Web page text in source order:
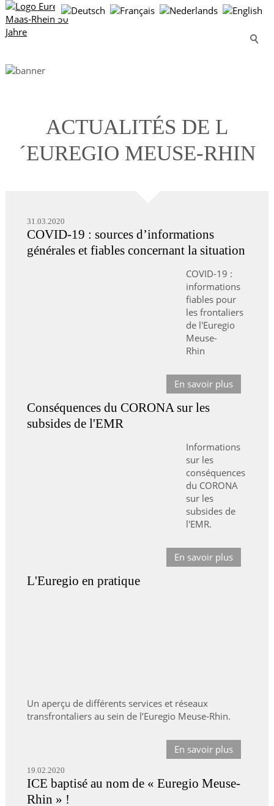
ACTUALITÉS DE L
´EUREGIO MEUSE-RHIN
31.03.2020
COVID-19 : sources d’informations
générales et fiables concernant la situation
COVID-19 :
informations
fiables pour
les frontaliers
de l'Euregio
Meuse-
Rhin
En savoir plus
Conséquences du CORONA sur les
subsides de l'EMR
Informations
sur les
conséquences
du CORONA
sur les
subsides de
l'EMR.
En savoir plus
L'Euregio en pratique
Un aperçu de différents services et réseaux
transfrontaliers au sein de l’Euregio Meuse-Rhin.
En savoir plus
19.02.2020
ICE baptisé au nom de « Euregio Meuse-
Rhin » !